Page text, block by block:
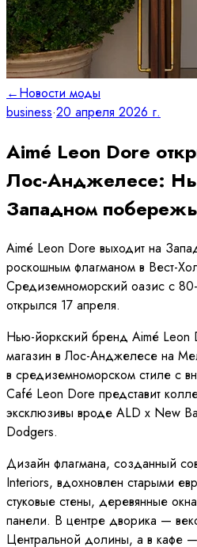
←Новости моды
business·20 апреля 2026 г.
Aimé Leon Dore
Лос-Анджелесе:
Западном
Aimé Leon Dore выходит на
роскошным флагманом в Вест-
Средиземноморский оазис с
открылся 17 апреля.
Нью-йоркский бренд Aimé Leon
магазин в Лос-Анджелесе на
в средиземноморском стиле с
Café Leon Dore представит
эксклюзивы вроде ALD x New
Dodgers.
Дизайн флагмана, созданный
Interiors, вдохновлен старыми
стуковые стены, деревянные
панели. В центре дворика —
Центральной долины, а в кафе